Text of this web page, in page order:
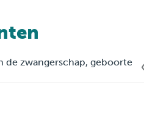
de zwangerschap, geboorte